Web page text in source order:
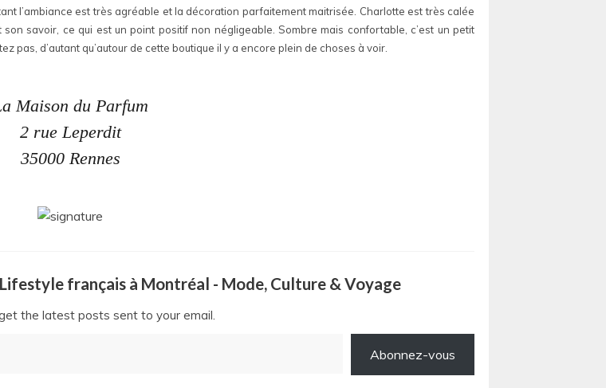
l’ambiance est très agréable et la décoration parfaitement maitrisée. Charlotte est très calée
savoir, ce qui est un point positif non négligeable. Sombre mais confortable, c’est un petit
pas, d’autant qu’autour de cette boutique il y a encore plein de choses à voir.
Maison du Parfum
2 rue Leperdit
35000 Rennes
français à Montréal - Mode, Culture & Voyage
the latest posts sent to your email.
Abonnez-vous